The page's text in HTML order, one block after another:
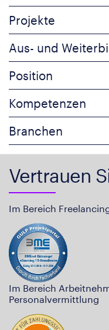
Projekte
Aus- und
Position
Kompetenzen
Branchen
Vertrauen
Im Bereich
Im Bereich
Personalvermittlung